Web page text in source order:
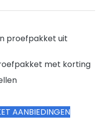
proefpakket uit
met korting
AANBIEDINGEN